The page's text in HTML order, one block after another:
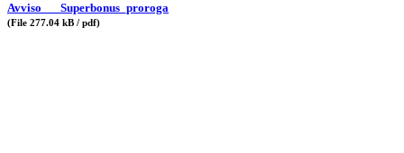
Avviso___Superbonus_proroga
(File 277.04 kB / pdf)